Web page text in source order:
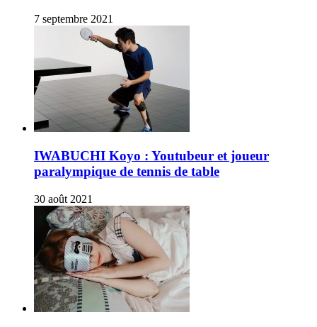
7 septembre 2021
IWABUCHI Koyo : Youtubeur et joueur
paralympique de tennis de table
30 août 2021